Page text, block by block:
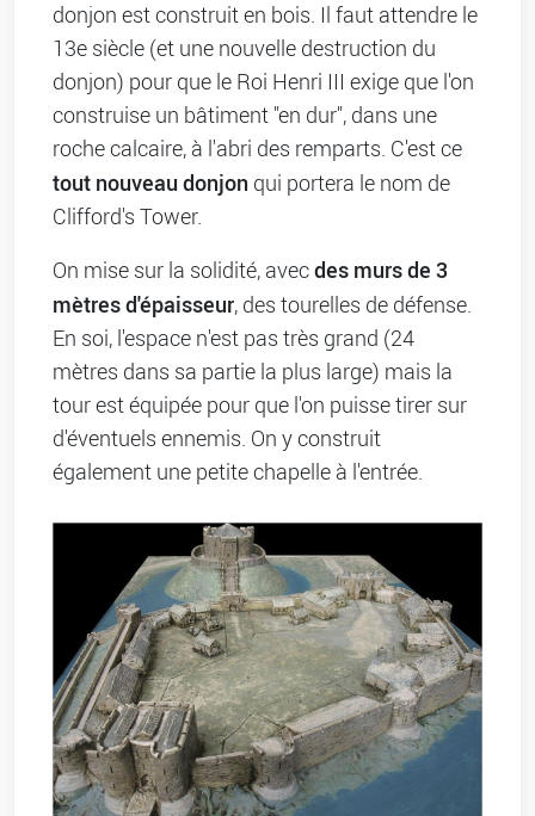
donjon est construit en bois. Il faut attendre le
13e siècle (et une nouvelle destruction du
donjon) pour que le Roi Henri III exige que l'on
construise un bâtiment "en dur", dans une
roche calcaire, à l'abri des remparts. C'est ce
tout nouveau donjon qui portera le nom de
Clifford's Tower.
On mise sur la solidité, avecdes murs de 3
mètres d'épaisseur, des tourelles de défense.
En soi, l'espace n'est pas très grand (24
mètres dans sa partie la plus large) mais la
tour est équipée pour que l'on puisse tirer sur
d'éventuels ennemis. On y construit
également une petite chapelle à l'entrée.